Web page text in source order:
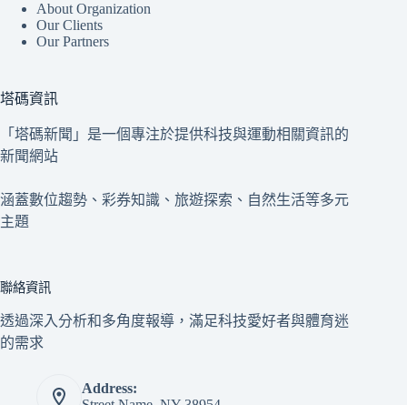
About Organization
Our Clients
Our Partners
塔碼資訊
「塔碼新聞」是一個專注於提供科技與運動相關資訊的
新聞網站
涵蓋數位趨勢、彩券知識、旅遊探索、自然生活等多元
主題
聯絡資訊
透過深入分析和多角度報導，滿足科技愛好者與體育迷
的需求
Address: